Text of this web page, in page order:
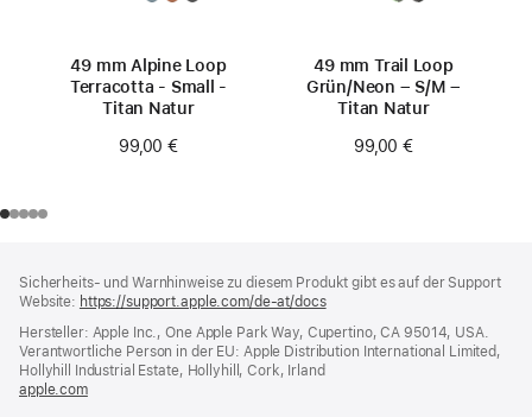
49 mm Alpine Loop
Terracotta - Small -
Titan Natur
99,00 €
49 mm Trail Loop
Grün/Neon – S/M –
Titan Natur
99,00 €
Sicherheits- und Warnhinweise zu diesem Produkt gibt es auf der Support
Website: https://support.apple.com/de-at/docs(öffnet
neues
Fenster)
Hersteller: Apple Inc., One Apple Park Way, Cupertino, CA 95014, USA.
Verantwortliche Person in der EU: Apple Distribution International Limited,
Hollyhill Industrial Estate, Hollyhill, Cork, Irland
apple.com(öffnet